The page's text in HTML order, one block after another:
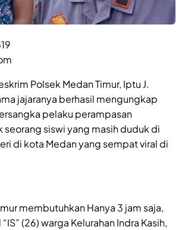
Polsek Medan Timur, Iptu J.
jajaranya berhasil mengungkap
pelaku perampasan
seorang siswi yang masih duduk di
di kota Medan yang sempat viral di
membutuhkan Hanya 3 jam saja,
(26) warga Kelurahan Indra Kasih,